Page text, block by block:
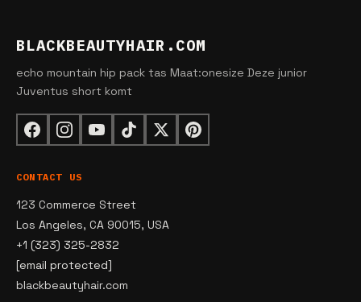
BLACKBEAUTYHAIR.COM
echo mountain hip pack tas Maat:onesize Deze junior
Juventus short komt
CONTACT US
123 Commerce Street
Los Angeles, CA 90015, USA
+1 (323) 325-2832
[email protected]
blackbeautyhair.com